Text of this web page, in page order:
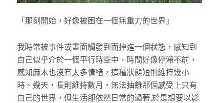
「那刻開始，好像被困在一個無重力的世界」
我時常被事件或畫面觸發到而掉進一個狀態，感知到
自己似乎介於一個平行時空中，時間好像停滯不前，
感知麻木也沒有太多情緒，這種狀態短則維持幾小
時、幾天，長則維持數月，無法抽離那個感受上只有
自己的世界，但生活卻依然日常的過著,於是想要以影